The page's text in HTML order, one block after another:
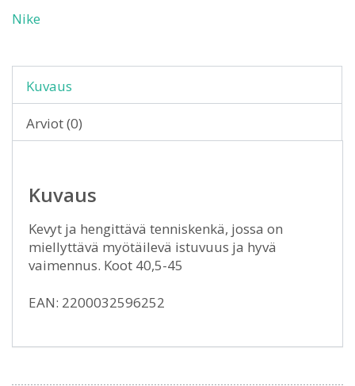
Nike
Kuvaus
Arviot (0)
Kuvaus
Kevyt ja hengittävä tenniskenkä, jossa on
miellyttävä myötäilevä istuvuus ja hyvä
vaimennus. Koot 40,5-45
EAN: 2200032596252